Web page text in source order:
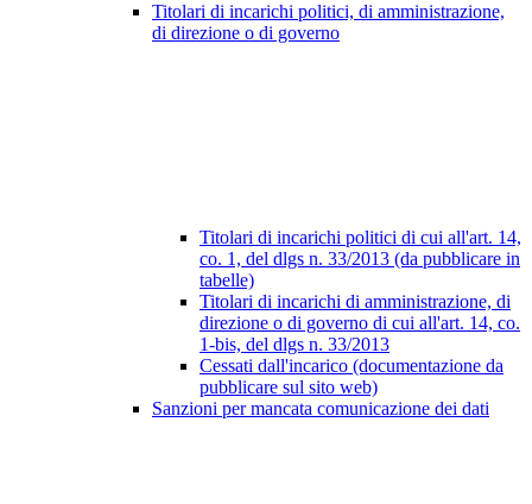
Titolari di incarichi politici, di amministrazione,
di direzione o di governo
Titolari di incarichi politici di cui all'art. 14,
co. 1, del dlgs n. 33/2013 (da pubblicare in
tabelle)
Titolari di incarichi di amministrazione, di
direzione o di governo di cui all'art. 14, co.
1-bis, del dlgs n. 33/2013
Cessati dall'incarico (documentazione da
pubblicare sul sito web)
Sanzioni per mancata comunicazione dei dati